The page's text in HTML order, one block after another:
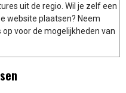
uit de regio. Wil je zelf een
website plaatsen? Neem
voor de mogelijkheden van